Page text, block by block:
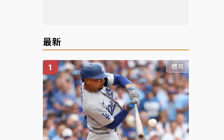
最新
體育